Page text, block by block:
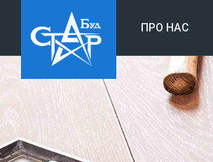
ПРО НАС